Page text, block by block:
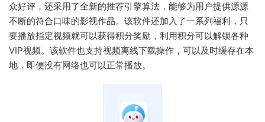
众好评，还采用了全新的推荐引擎算法，能够为用户提供源源
不断的符合口味的影视作品。该软件还加入了一系列福利，只
要播放指定视频就可以获得积分奖励，利用积分可以解锁各种
VIP视频。该软件也支持视频离线下载操作，可以及时缓存在本
地，即便没有网络也可以正常播放。